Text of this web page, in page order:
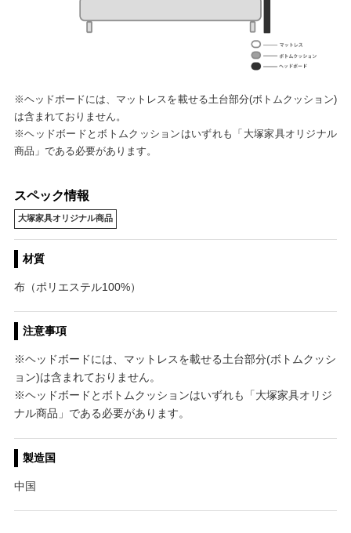
※ヘッドボードには、マットレスを載せる土台部分(ボトムクッション)
は含まれておりません。
※ヘッドボードとボトムクッションはいずれも「大塚家具オリジナル
商品」である必要があります。
スペック情報
大塚家具オリジナル商品
材質
布（ポリエステル100%）
注意事項
※ヘッドボードには、マットレスを載せる土台部分(ボトムクッシ
ョン)は含まれておりません。
※ヘッドボードとボトムクッションはいずれも「大塚家具オリジ
ナル商品」である必要があります。
製造国
中国